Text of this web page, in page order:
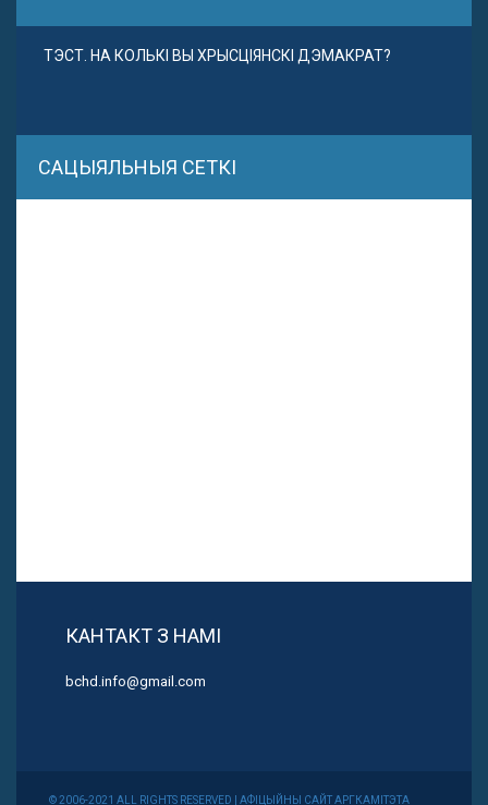
ТЭСТ. НА КОЛЬКІ ВЫ ХРЫСЦІЯНСКІ ДЭМАКРАТ?
САЦЫЯЛЬНЫЯ СЕТКІ
КАНТАКТ З НАМІ
bchd.info@gmail.com
© 2006-2021 ALL RIGHTS RESERVED | АФІЦЫЙНЫ САЙТ АРГКАМІТЭТА